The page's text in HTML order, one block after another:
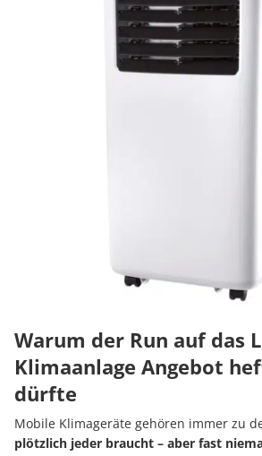
Warum der Run auf das
Klimaanlage Angebot
dürfte
Mobile Klimageräte gehören immer zu
plötzlich jeder braucht – aber fast